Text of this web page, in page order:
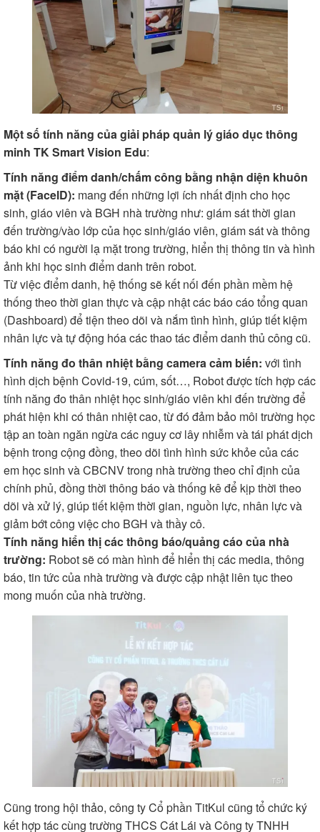
Một số tính năng của giải pháp quản lý giáo dục thông
minh TK Smart Vision Edu:
Tính năng điểm danh/chấm công bằng nhận diện khuôn
mặt (FacelD): mang đến những lợi ích nhất định cho học
sinh, giáo viên và BGH nhà trường như: giám sát thời gian
đến trường/vào lớp của học sinh/giáo viên, giám sát và thông
báo khi có người lạ mặt trong trường, hiển thị thông tin và hình
ảnh khi học sinh điểm danh trên robot.
Từ việc điểm danh, hệ thống sẽ kết nối đến phần mềm hệ
thống theo thời gian thực và cập nhật các báo cáo tổng quan
(Dashboard) để tiện theo dõi và nắm tình hình, giúp tiết kiệm
nhân lực và tự động hóa các thao tác điểm danh thủ công cũ.
Tính năng đo thân nhiệt bằng camera cảm biến: với tình
hình dịch bệnh Covid-19, cúm, sốt…, Robot được tích hợp các
tính năng đo thân nhiệt học sinh/giáo viên khi đến trường để
phát hiện khi có thân nhiệt cao, từ đó đảm bảo môi trường học
tập an toàn ngăn ngừa các nguy cơ lây nhiễm và tái phát dịch
bệnh trong cộng đồng, theo dõi tình hình sức khỏe của các
em học sinh và CBCNV trong nhà trường theo chỉ định của
chính phủ, đồng thời thông báo và thống kê để kịp thời theo
dõi và xử lý, giúp tiết kiệm thời gian, nguồn lực, nhân lực và
giảm bớt công việc cho BGH và thầy cô.
Tính năng hiển thị các thông báo/quảng cáo của nhà
trường: Robot sẽ có màn hình để hiển thị các media, thông
báo, tin tức của nhà trường và được cập nhật liên tục theo
mong muốn của nhà trường.
Cũng trong hội thảo, công ty Cổ phần TitKul cũng tổ chức ký
kết hợp tác cùng trường THCS Cát Lái và Công ty TNHH